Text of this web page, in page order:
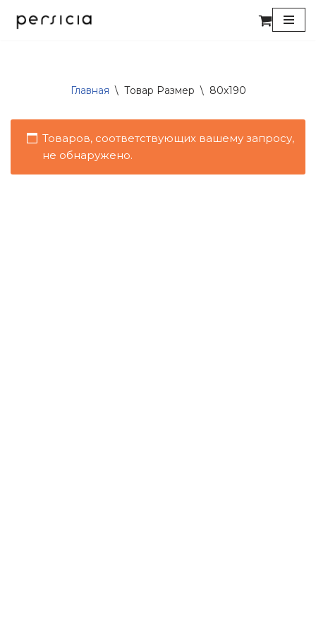
Главная \ Товар Размер \ 80x190
Товаров, соответствующих вашему запросу,
не обнаружено.